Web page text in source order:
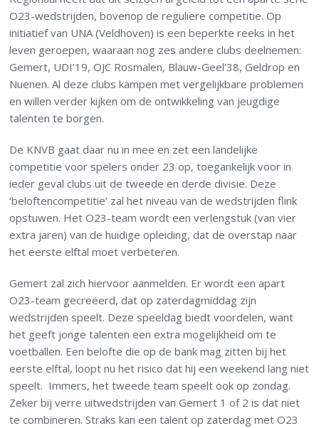
O23-wedstrijden, bovenop de reguliere competitie. Op
initiatief van UNA (Veldhoven) is een beperkte reeks in het
leven geroepen, waaraan nog zes andere clubs deelnemen:
Gemert, UDI’19, OJC Rosmalen, Blauw-Geel’38, Geldrop en
Nuenen. Al deze clubs kampen met vergelijkbare problemen
en willen verder kijken om de ontwikkeling van jeugdige
talenten te borgen.
De KNVB gaat daar nu in mee en zet een landelijke
competitie voor spelers onder 23 op, toegankelijk voor in
ieder geval clubs uit de tweede en derde divisie. Deze
‘beloftencompetitie’ zal het niveau van de wedstrijden flink
opstuwen. Het O23-team wordt een verlengstuk (van vier
extra jaren) van de huidige opleiding, dat de overstap naar
het eerste elftal moet verbeteren.
Gemert zal zich hiervoor aanmelden. Er wordt een apart
O23-team gecreëerd, dat op zaterdagmiddag zijn
wedstrijden speelt. Deze speeldag biedt voordelen, want
het geeft jonge talenten een extra mogelijkheid om te
voetballen. Een belofte die op de bank mag zitten bij het
eerste elftal, loopt nu het risico dat hij een weekend lang niet
speelt. Immers, het tweede team speelt ook op zondag.
Zeker bij verre uitwedstrijden van Gemert 1 of 2 is dat niet
te combineren. Straks kan een talent op zaterdag met O23